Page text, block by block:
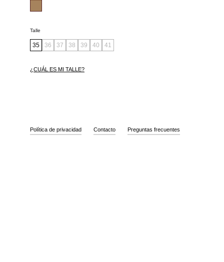
Talle
35 36 37 38 39 40 41
¿CUÁL ES MI TALLE?
Política de privacidad Contacto Preguntas frecuentes